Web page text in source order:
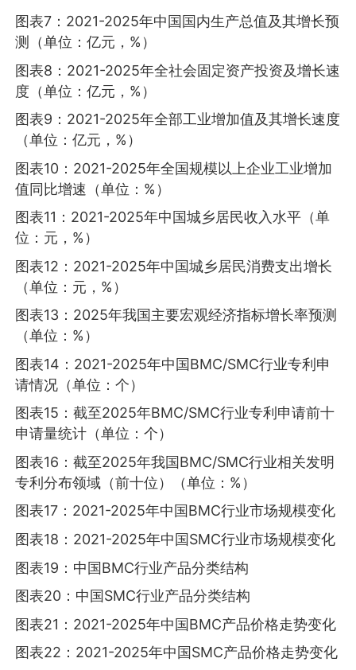
图表7：2021-2025年中国国内生产总值及其增长预
测（单位：亿元，%）
图表8：2021-2025年全社会固定资产投资及增长速
度（单位：亿元，%）
图表9：2021-2025年全部工业增加值及其增长速度
（单位：亿元，%）
图表10：2021-2025年全国规模以上企业工业增加
值同比增速（单位：%）
图表11：2021-2025年中国城乡居民收入水平（单
位：元，%）
图表12：2021-2025年中国城乡居民消费支出增长
（单位：元，%）
图表13：2025年我国主要宏观经济指标增长率预测
（单位：%）
图表14：2021-2025年中国BMC/SMC行业专利申
请情况（单位：个）
图表15：截至2025年BMC/SMC行业专利申请前十
申请量统计（单位：个）
图表16：截至2025年我国BMC/SMC行业相关发明
专利分布领域（前十位）（单位：%）
图表17：2021-2025年中国BMC行业市场规模变化
图表18：2021-2025年中国SMC行业市场规模变化
图表19：中国BMC行业产品分类结构
图表20：中国SMC行业产品分类结构
图表21：2021-2025年中国BMC产品价格走势变化
图表22：2021-2025年中国SMC产品价格走势变化